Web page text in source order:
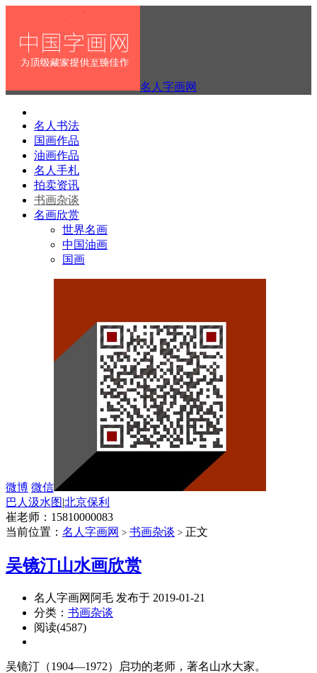
名人字画网
名人书法
国画作品
油画作品
名人手札
拍卖资讯
书画杂谈
名画欣赏
世界名画
中国油画
国画
微博 微信
巴人汲水图|北京保利
崔老师：15810000083
当前位置： 名人字画网 > 书画杂谈 > 正文
吴镜汀山水画欣赏
名人字画网阿毛 发布于 2019-01-21
分类： 书画杂谈
阅读(4587)
吴镜汀（1904—1972）启功的老师，著名山水大家。